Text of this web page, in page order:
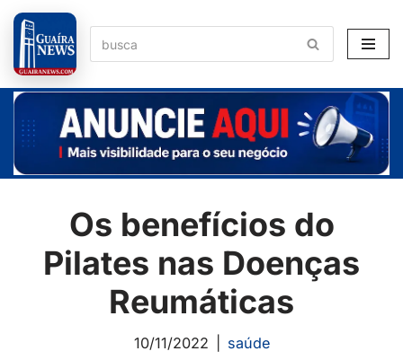
Pular
para
o
conteúdo
Os benefícios do
Pilates nas Doenças
Reumáticas
10/11/2022 saúde